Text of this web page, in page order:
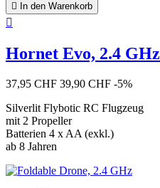
 In den Warenkorb

Hornet Evo, 2.4 GHz
37,95 CHF 39,90 CHF -5%
Silverlit Flybotic RC Flugzeug
mit 2 Propeller
Batterien 4 x AA (exkl.)
ab 8 Jahren